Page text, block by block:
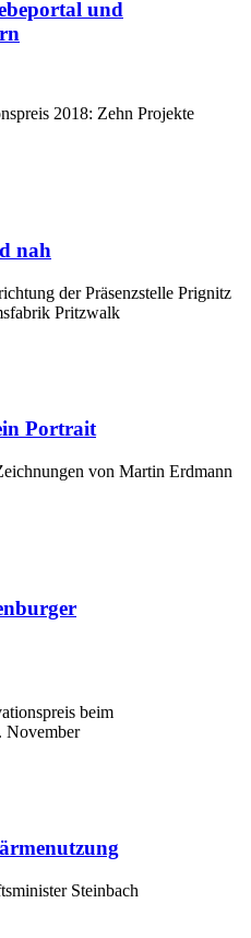
und
2018: Zehn Projekte
nah
der Präsenzstelle Prignitz
Pritzwalk
Portrait
von Martin Erdmann
beim
November
Steinbach